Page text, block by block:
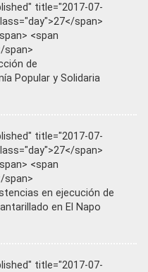
title="2017-07-
span>
<span
span>
de
Popular y Solidaria
title="2017-07-
span>
<span
span>
en ejecución de
en El Napo
title="2017-07-